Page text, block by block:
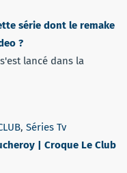
série dont le remake
?
lancé dans la
, Séries Tv
| Croque Le Club